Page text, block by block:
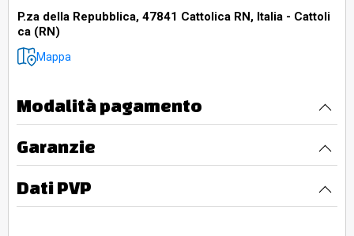
P.za della Repubblica, 47841 Cattolica RN, Italia - Cattoli
ca (RN)
Mappa
Modalità pagamento
Garanzie
Dati PVP